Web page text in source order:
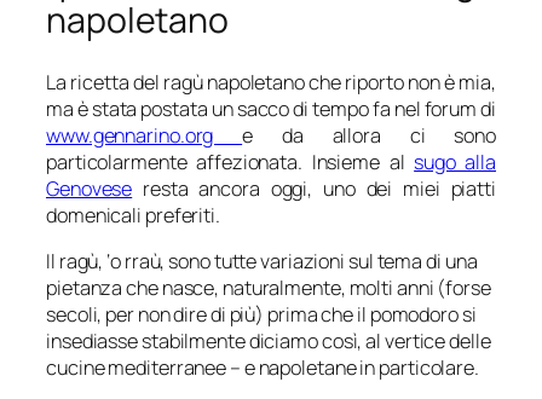
napoletano
La ricetta del ragù napoletano che riporto non è mia,
ma è stata postata un sacco di tempo fa nel forum di
www.gennarino.orge da allora ci sono
particolarmente affezionata. Insieme al sugo alla
Genovese resta ancora oggi, uno dei miei piatti
domenicali preferiti.
Il ragù, ‘o rraù, sono tutte variazioni sul tema di una
pietanza che nasce, naturalmente, molti anni (forse
secoli, per non dire di più) prima che il pomodoro si
insediasse stabilmente diciamo così, al vertice delle
cucine mediterranee – e napoletane in particolare.